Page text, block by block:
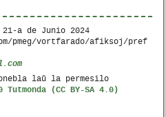
21-a de Junio 2024
pmeg/vortfarado/afiksoj/pref
laŭ la permesilo
(CC BY-SA 4.0)